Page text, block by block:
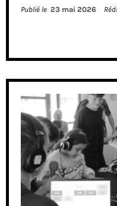
Publié le 23 mai 2026